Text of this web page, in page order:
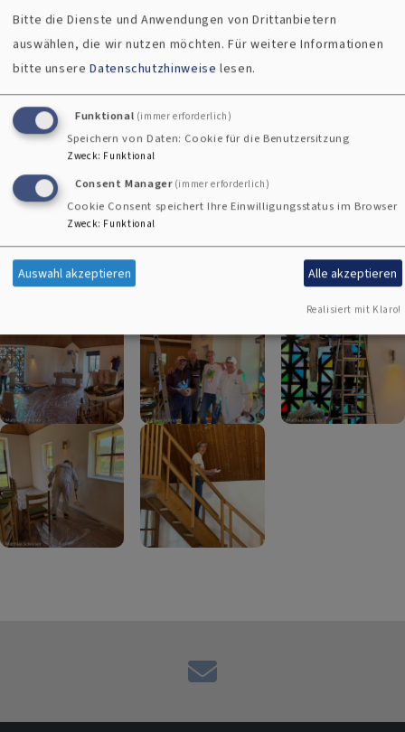
und Andreas Sand. Am Nachmittag kam noch Frank Keller
dazu. Für das leibliche Wohl war ebenfalls gesorgt: Brotzeit
und von den Helferinnen und Helfern mitgebrachter Kuchen
mehr war dies ein schöner Beweis für das großartige
Miteinander und das besondere Engagement in unserer
Gemeinschaft.
Wir sind sehr dankbar für diesen großartigen Einsatz und die
tatkräftige Unterstützung!
Kontaktformular
Bitte die Dienste und Anwendungen von Drittanbietern
auswählen, die wir nutzen möchten.Für weitere Informationen
bitte unsereDatenschutzhinweise lesen.
Funktional (immer erforderlich)
Speichern von Daten: Cookie für die Benutzersitzung
Zweck: Funktional
Consent Manager (immer erforderlich)
Cookie Consent speichert Ihre Einwilligungsstatus im Browser
Zweck: Funktional
Auswahl akzeptieren Alle akzeptieren
Realisiert mit Klaro!